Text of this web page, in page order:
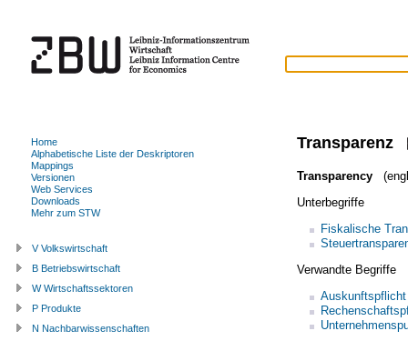
Transparenz
Transparency
Unterbegriffe
Fiskalische
Verwandte Begriffe
Auskunftspflicht
Home
Alphabetische Liste der Deskriptoren
Mappings
Versionen
Web Services
Downloads
Mehr zum STW
V Volkswirtschaft
B Betriebswirtschaft
W Wirtschaftssektoren
P Produkte
N Nachbarwissenschaften